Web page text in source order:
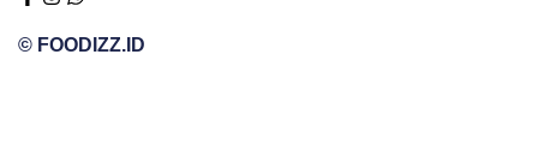
© FOODIZZ.ID